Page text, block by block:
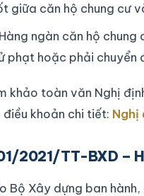
giữa căn hộ chung cư
Hàng ngàn căn hộ
phạt hoặc phải chuyển
khảo toàn văn Nghị
khoản chi tiết:
2021/TT-BXD –
Bộ Xây dựng ban